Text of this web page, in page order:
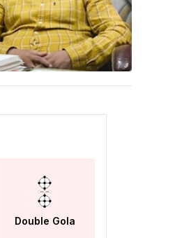
Double Gola